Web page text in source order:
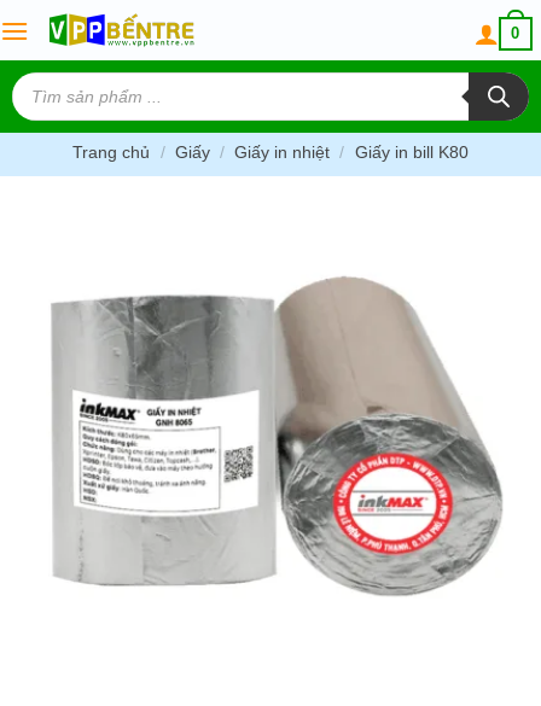
to
content
0
Tìm
kiếm
sản
phẩm
Trang chủ / Giấy / Giấy in nhiệt / Giấy in bill K80